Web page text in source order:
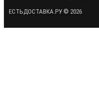
ЕСТЬДОСТАВКА.РУ © 2026